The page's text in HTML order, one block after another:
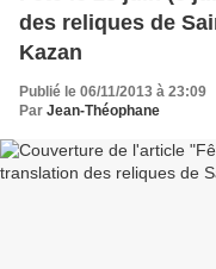
des reliques de
Kazan
Publié le 06/11/2013 à 23:09
Par Jean-Théophane